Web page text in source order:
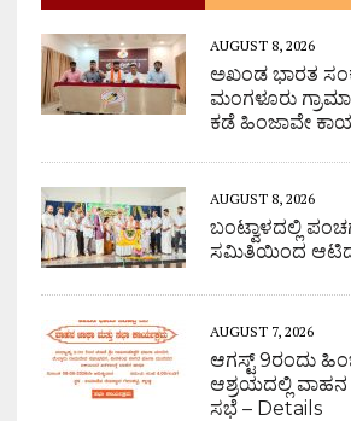
AUGUST 8, 2026
ಅಖಂಡ ಭಾರತ
ಮಂಗಳೂರು
ಕಡೆ ಹಿಂಜಾವೇ
AUGUST 8, 2026
ಬಂಟ್ವಾಳದಲ್ಲಿ
ಸಮಿತಿಯಿಂದ ಆಟಿದ
AUGUST 7, 2026
ಆಗಸ್ಟ್ 9ರಂದು
ಆಶ್ರಯದಲ್ಲಿ ವಾಹನ
ಸಭೆ – Details